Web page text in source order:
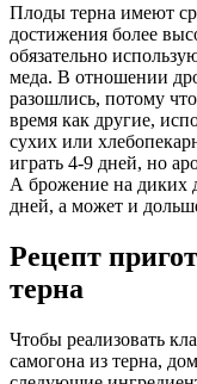
Плоды терна имеют
достижения более
обязательно
меда. В отношении
разошлись, потому
время как другие,
сухих или
играть 4-9 дней, но
А брожение на диких
дней, а может и
Рецепт
терна
Чтобы реализовать
самогона из терна,